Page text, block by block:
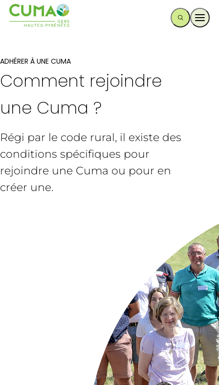
ADHÉRER À UNE CUMA
Comment rejoindre
une Cuma ?
Régi par le code rural, il existe des
conditions spécifiques pour
rejoindre une Cuma ou pour en
créer une.